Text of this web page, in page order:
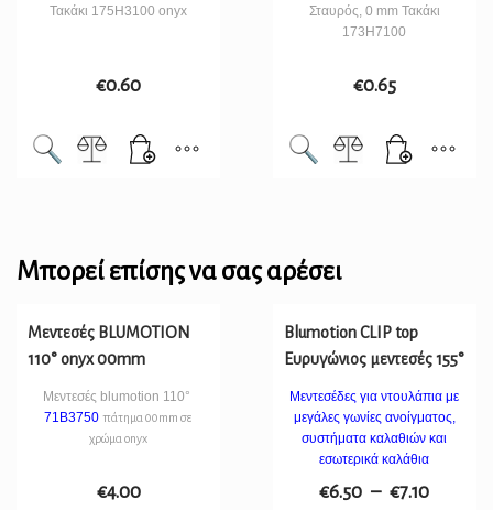
Τακάκι 175H3100 onyx
€0.60
Σταυρός, 0 mm Τακάκι
173H7100
€0.65
Μπορεί επίσης να σας αρέσει
Μεντεσές BLUMOTION
110° onyx 00mm
Μεντεσές blumotion 110°
71B3750 πάτημα 00mm σε
χρώμα onyx
€4.00
Blumotion CLIP top
Ευρυγώνιος μεντεσές 155°
Μεντεσέδες για ντουλάπια με
μεγάλες γωνίες ανοίγματος,
συστήματα καλαθιών και
εσωτερικά καλάθια
€6.50 – €7.10